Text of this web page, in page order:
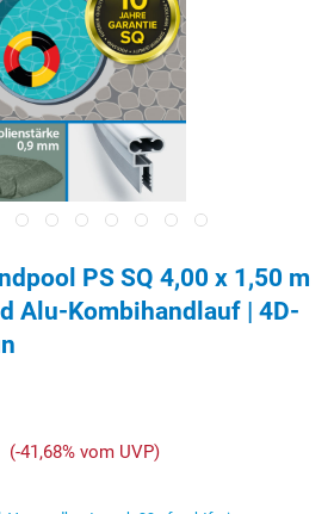
PS SQ 4,00 x 1,50 m
Alu-Kombihandlauf | 4D-
(-41,68% vom UVP)